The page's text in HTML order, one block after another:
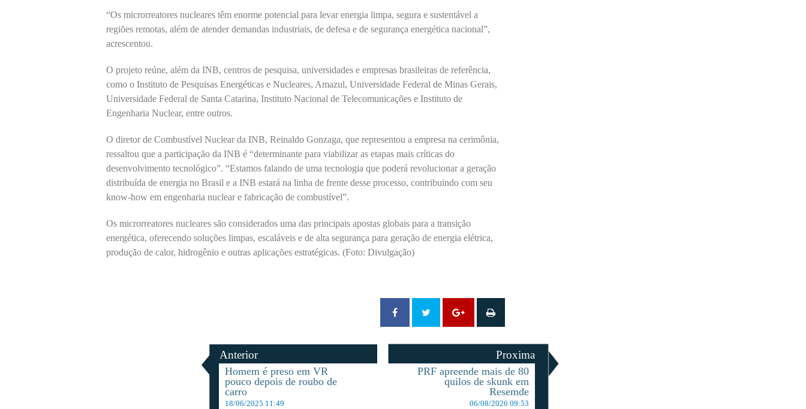
“Os microrreatores nucleares têm enorme potencial para levar energia limpa, segura e sustentável a
regiões remotas, além de atender demandas industriais, de defesa e de segurança energética nacional”,
acrescentou.
O projeto reúne, além da INB, centros de pesquisa, universidades e empresas brasileiras de referência,
como o Instituto de Pesquisas Energéticas e Nucleares, Amazul, Universidade Federal de Minas Gerais,
Universidade Federal de Santa Catarina, Instituto Nacional de Telecomunicações e Instituto de
Engenharia Nuclear, entre outros.
O diretor de Combustível Nuclear da INB, Reinaldo Gonzaga, que representou a empresa na cerimônia,
ressaltou que a participação da INB é “determinante para viabilizar as etapas mais críticas do
desenvolvimento tecnológico”. “Estamos falando de uma tecnologia que poderá revolucionar a geração
distribuída de energia no Brasil e a INB estará na linha de frente desse processo, contribuindo com seu
know-how em engenharia nuclear e fabricação de combustível”.
Os microrreatores nucleares são considerados uma das principais apostas globais para a transição
energética, oferecendo soluções limpas, escaláveis e de alta segurança para geração de energia elétrica,
produção de calor, hidrogênio e outras aplicações estratégicas. (Foto: Divulgação)
Anterior
Homem é preso em VR
pouco depois de roubo de
carro
18/06/2025 11:49
Proxima
PRF apreende mais de 80
quilos de skunk em
Resemde
06/08/2026 09:53